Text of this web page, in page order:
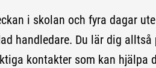
i skolan och fyra dagar
handledare. Du lär dig alltså
kontakter som kan hjälpa